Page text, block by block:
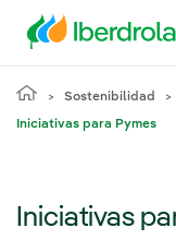
Sostenibilidad
Iniciativas para Pymes
Iniciativas